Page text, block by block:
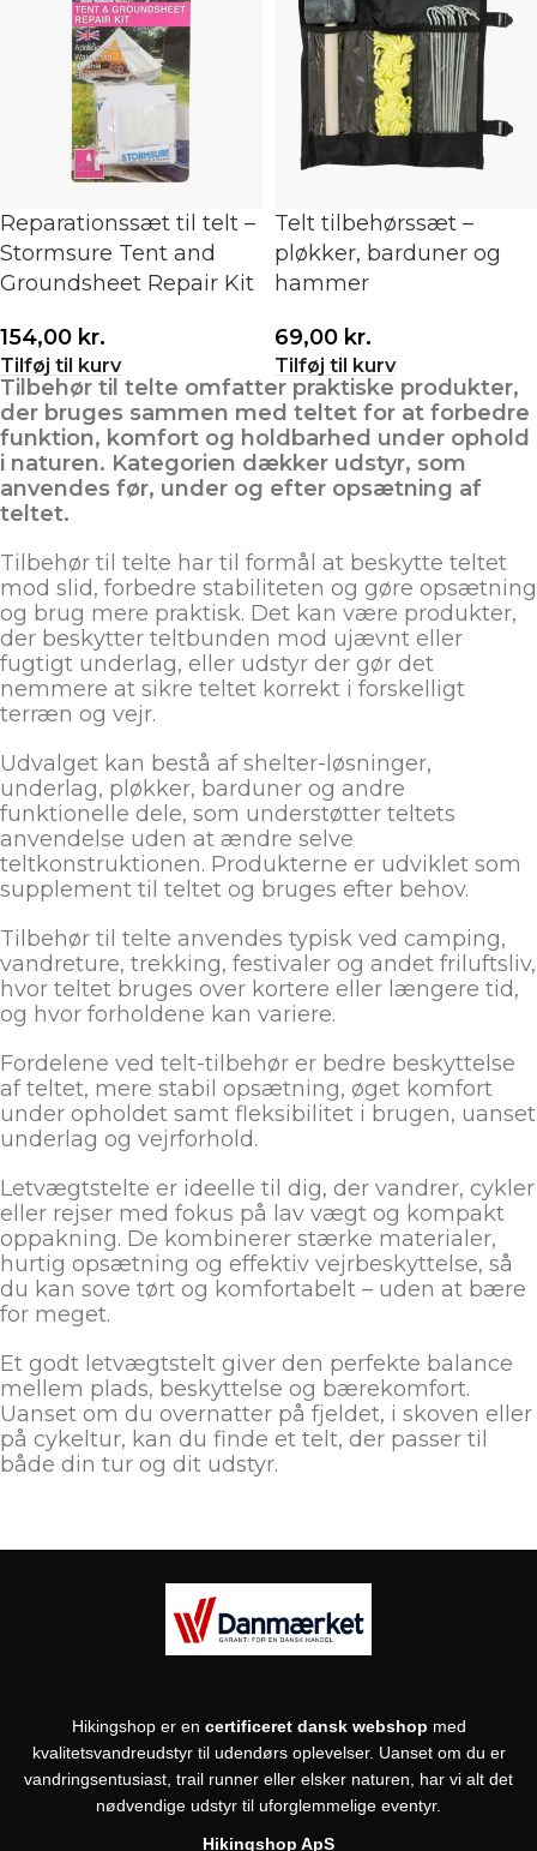
Reparationssæt til telt –
Stormsure Tent and
Groundsheet Repair Kit
154,00 kr.
Tilføj til kurv
Telt tilbehørssæt –
pløkker, barduner og
hammer
69,00 kr.
Tilføj til kurv
Tilbehør til telte omfatter praktiske produkter,
der bruges sammen med teltet for at forbedre
funktion, komfort og holdbarhed under ophold
i naturen. Kategorien dækker udstyr, som
anvendes før, under og efter opsætning af
teltet.
Tilbehør til telte har til formål at beskytte teltet
mod slid, forbedre stabiliteten og gøre opsætning
og brug mere praktisk. Det kan være produkter,
der beskytter teltbunden mod ujævnt eller
fugtigt underlag, eller udstyr der gør det
nemmere at sikre teltet korrekt i forskelligt
terræn og vejr.
Udvalget kan bestå af shelter-løsninger,
underlag, pløkker, barduner og andre
funktionelle dele, som understøtter teltets
anvendelse uden at ændre selve
teltkonstruktionen. Produkterne er udviklet som
supplement til teltet og bruges efter behov.
Tilbehør til telte anvendes typisk ved camping,
vandreture, trekking, festivaler og andet friluftsliv,
hvor teltet bruges over kortere eller længere tid,
og hvor forholdene kan variere.
Fordelene ved telt-tilbehør er bedre beskyttelse
af teltet, mere stabil opsætning, øget komfort
under opholdet samt fleksibilitet i brugen, uanset
underlag og vejrforhold.
Letvægtstelte er ideelle til dig, der vandrer, cykler
eller rejser med fokus på lav vægt og kompakt
oppakning. De kombinerer stærke materialer,
hurtig opsætning og effektiv vejrbeskyttelse, så
du kan sove tørt og komfortabelt – uden at bære
for meget.
Et godt letvægtstelt giver den perfekte balance
mellem plads, beskyttelse og bærekomfort.
Uanset om du overnatter på fjeldet, i skoven eller
på cykeltur, kan du finde et telt, der passer til
både din tur og dit udstyr.
Hikingshop er en certificeret dansk webshop med
kvalitetsvandreudstyr til udendørs oplevelser. Uanset om du er
vandringsentusiast, trail runner eller elsker naturen, har vi alt det
nødvendige udstyr til uforglemmelige eventyr.
Hikingshop ApS